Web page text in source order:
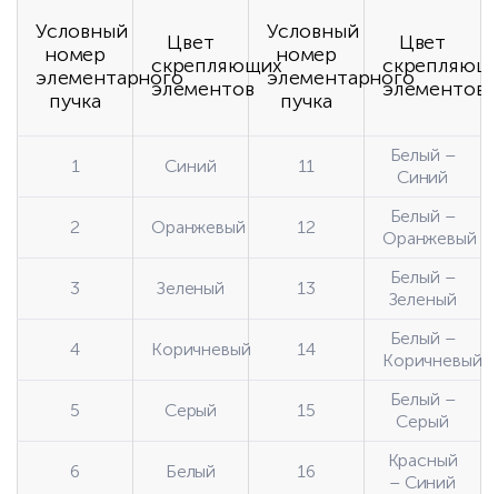
Условный
номер
элементарного
пучка
Цвет
скрепляющих
элементов
Условный
номер
элементарного
пучка
Цвет
элементов
1 Синий 11
Белый –
Синий
2 Оранжевый 12
Белый –
Оранжевый
3 Зеленый 13
Белый –
Зеленый
4 Коричневый 14
Белый –
Коричневый
5 Серый 15
Белый –
Серый
6 Белый 16
Красный
– Синий